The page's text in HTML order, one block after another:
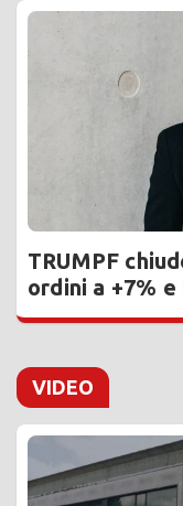
TRUMPF
ordini a +7%
VIDEO